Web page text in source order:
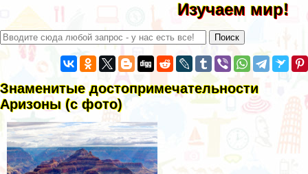
Изучаем мир!
Знаменитые достопримечательности
Аризоны (с фото)